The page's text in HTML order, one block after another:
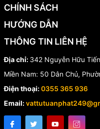
🔹 Phòng tắm gia đình
🔹 Khách sạn – Resort
🔹 Nhà hàng, văn phòng
🔹 Công trình dân dụng và
✅ Vì Sao
LFV-2012S-
✔️ Thương hiệu INAX uy tín
CHÍNH SÁCH
HƯỚNG DẪN
THÔNG TIN LIÊN HỆ
Địa chỉ: 342 Nguyễn Hữu
Miền Nam: 50 Dân Chủ,
Điện thoại:0355 365 936
Email: